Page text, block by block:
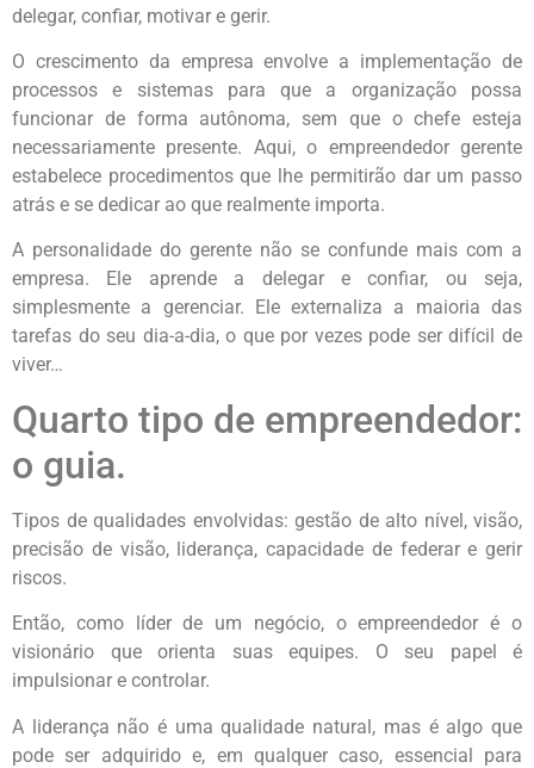
delegar, confiar, motivar e gerir.
O crescimento da empresa envolve a implementação de
processos e sistemas para que a organização possa
funcionar de forma autônoma, sem que o chefe esteja
necessariamente presente. Aqui, o empreendedor gerente
estabelece procedimentos que lhe permitirão dar um passo
atrás e se dedicar ao que realmente importa.
A personalidade do gerente não se confunde mais com a
empresa. Ele aprende a delegar e confiar, ou seja,
simplesmente a gerenciar. Ele externaliza a maioria das
tarefas do seu dia-a-dia, o que por vezes pode ser difícil de
viver…
Quarto tipo de empreendedor:
o guia.
Tipos de qualidades envolvidas: gestão de alto nível, visão,
precisão de visão, liderança, capacidade de federar e gerir
riscos.
Então, como líder de um negócio, o empreendedor é o
visionário que orienta suas equipes. O seu papel é
impulsionar e controlar.
A liderança não é uma qualidade natural, mas é algo que
pode ser adquirido e, em qualquer caso, essencial para